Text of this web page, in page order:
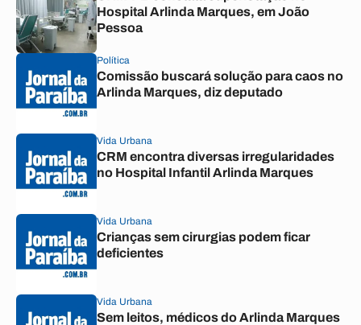
Hospital Arlinda Marques, em João
Pessoa
Política
Comissão buscará solução para caos no
Arlinda Marques, diz deputado
Vida Urbana
CRM encontra diversas irregularidades
no Hospital Infantil Arlinda Marques
Vida Urbana
Crianças sem cirurgias podem ficar
deficientes
Vida Urbana
Sem leitos, médicos do Arlinda Marques